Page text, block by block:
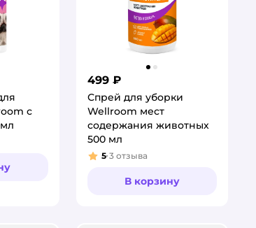
с
499 ₽
Спрей для уборки
Wellroom мест
содержания животных
500 мл
Рейтинг:
5 3 отзыва
В корзину